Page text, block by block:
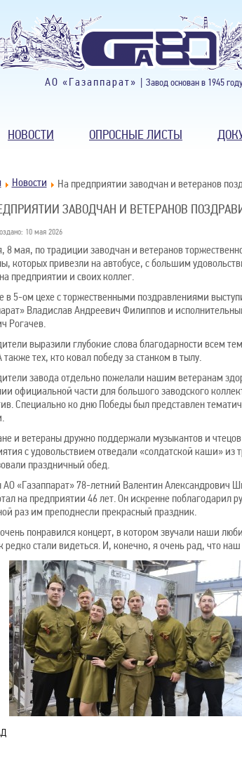
АО «Газаппарат» | Завод основан в 1945 году
НОВОСТИ ОПРОСНЫЕ ЛИСТЫ
Новости На предприятии заводчан и ветеранов
ЗАВОДЧАН И ВЕТЕРАНОВ
10 мая 2026
8 мая, по традиции заводчан и ветеранов
которых привезли на автобусе, с большим
предприятии и своих коллег.
в 5-ом цехе с торжественными поздравлениями
Владислав Андреевич Филиппов и
Рогачев.
выразили глубокие слова благодарности всем
также тех, кто ковал победу за станком в тылу.
завода отдельно пожелали нашим ветеранам
официальной части для большого заводского
Специально ко дню Победы был представлен
и ветераны дружно поддержали музыкантов и
с удовольствием отведали «солдатской каши» из
праздничный обед.
АО «Газаппарат» 78-летний Валентин Александрович
на предприятии 46 лет. Он искренне поблагодарил
раз им преподнесли прекрасный праздник.
понравился концерт, в котором звучали наши
редко стали видеться. И, конечно, я очень рад, что